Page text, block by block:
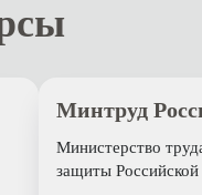
Минтруд
Министерство
защиты